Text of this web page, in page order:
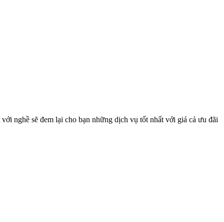
nghề sẽ đem lại cho bạn những dịch vụ tốt nhất với giá cả ưu đãi